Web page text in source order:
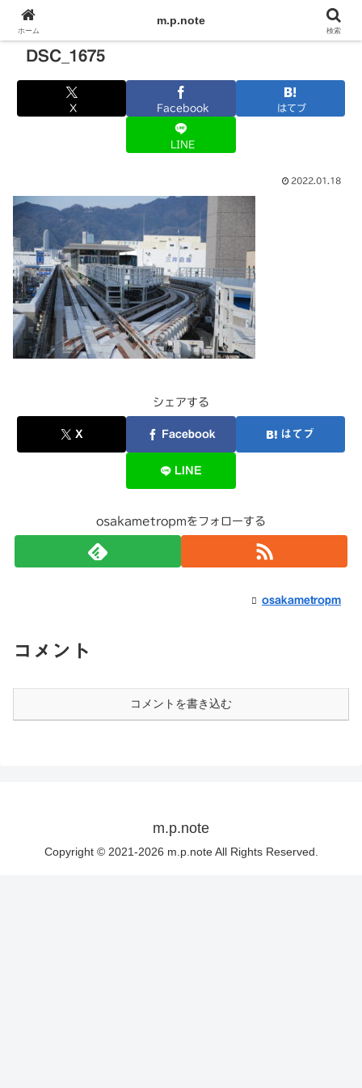
DSC_1675
X Facebook はてブ
LINE
2022.01.18
シェアする
X Facebook はてブ
LINE
osakametropmをフォローする
osakametropm
コメント
コメントを書き込む
m.p.note
Copyright © 2021-2026 m.p.note All Rights Reserved.
ホーム
m.p.note
検索